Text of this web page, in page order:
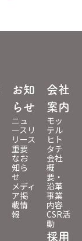
お知
らせ
ニュ
ースリ
リース
重要
なお
知ら
せ
メディ
ア掲
載情
報
会社
案内
モッ
テル
ヒト
タチ
会社
概
要・
沿革
事業
内容
CSR活
動
採用